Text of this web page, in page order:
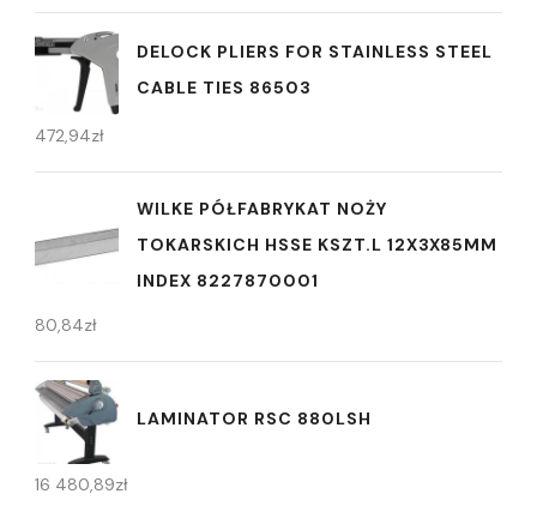
DELOCK PLIERS FOR STAINLESS STEEL
CABLE TIES 86503
472,94zł
WILKE PÓŁFABRYKAT NOŻY
TOKARSKICH HSSE KSZT.L 12X3X85MM
INDEX 8227870001
80,84zł
LAMINATOR RSC 880LSH
16 480,89zł